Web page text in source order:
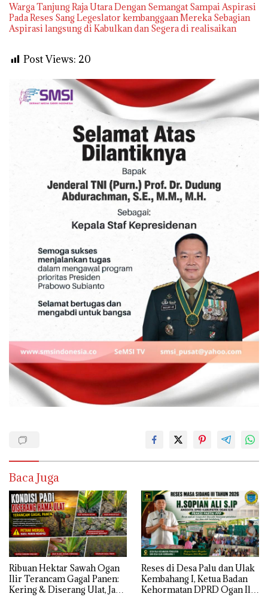
Warga Tanjung Raja Utara Dengan Semangat Sampai Aspirasi
Pada Reses Sang Legeslator kembanggaan Mereka Sebagian
Aspirasi langsung di Kabulkan dan Segera di realisaikan
Post Views: 20
Baca Juga
Ribuan Hektar Sawah Ogan
Ilir Terancam Gagal Panen:
Kering & Diserang Ulat, Janji
Reses di Desa Palu dan Ulak
Kembahang I, Ketua Badan
Kehormatan DPRD Ogan Ilir